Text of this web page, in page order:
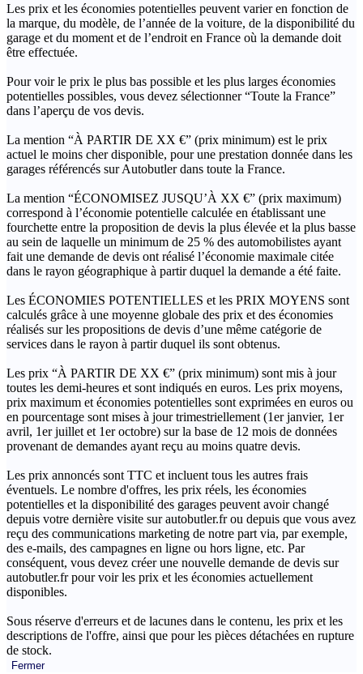
Les prix et les économies potentielles peuvent varier en fonction de
la marque, du modèle, de l’année de la voiture, de la disponibilité du
garage et du moment et de l’endroit en France où la demande doit
être effectuée.
Pour voir le prix le plus bas possible et les plus larges économies
potentielles possibles, vous devez sélectionner “Toute la France”
dans l’aperçu de vos devis.
La mention “À PARTIR DE XX €” (prix minimum) est le prix
actuel le moins cher disponible, pour une prestation donnée dans les
garages référencés sur Autobutler dans toute la France.
La mention “ÉCONOMISEZ JUSQU’À XX €” (prix maximum)
correspond à l’économie potentielle calculée en établissant une
fourchette entre la proposition de devis la plus élevée et la plus basse
au sein de laquelle un minimum de 25 % des automobilistes ayant
fait une demande de devis ont réalisé l’économie maximale citée
dans le rayon géographique à partir duquel la demande a été faite.
Les ÉCONOMIES POTENTIELLES et les PRIX MOYENS sont
calculés grâce à une moyenne globale des prix et des économies
réalisés sur les propositions de devis d’une même catégorie de
services dans le rayon à partir duquel ils sont obtenus.
Les prix “À PARTIR DE XX €” (prix minimum) sont mis à jour
toutes les demi-heures et sont indiqués en euros. Les prix moyens,
prix maximum et économies potentielles sont exprimées en euros ou
en pourcentage sont mises à jour trimestriellement (1er janvier, 1er
avril, 1er juillet et 1er octobre) sur la base de 12 mois de données
provenant de demandes ayant reçu au moins quatre devis.
Les prix annoncés sont TTC et incluent tous les autres frais
éventuels. Le nombre d'offres, les prix réels, les économies
potentielles et la disponibilité des garages peuvent avoir changé
depuis votre dernière visite sur autobutler.fr ou depuis que vous avez
reçu des communications marketing de notre part via, par exemple,
des e-mails, des campagnes en ligne ou hors ligne, etc. Par
conséquent, vous devez créer une nouvelle demande de devis sur
autobutler.fr pour voir les prix et les économies actuellement
disponibles.
Sous réserve d'erreurs et de lacunes dans le contenu, les prix et les
descriptions de l'offre, ainsi que pour les pièces détachées en rupture
de stock.
Fermer